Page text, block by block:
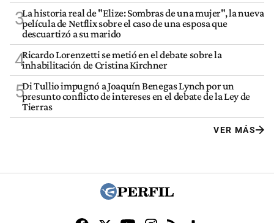
3La historia real de "Elize: Sombras de una mujer", la nueva
película de Netflix sobre el caso de una esposa que
descuartizó a su marido
4Ricardo Lorenzetti se metió en el debate sobre la
inhabilitación de Cristina Kirchner
5Di Tullio impugnó a Joaquín Benegas Lynch por un
presunto conflicto de intereses en el debate de la Ley de
Tierras
VER MÁS